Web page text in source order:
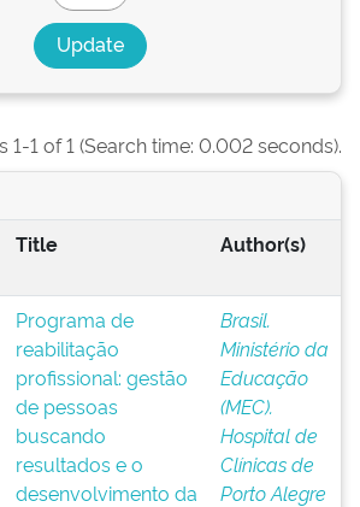
1-1 of 1 (Search time: 0.002 seconds).
Title Author(s)
Programa de
reabilitação
profissional: gestão
de pessoas
buscando
resultados e o
desenvolvimento da
Brasil.
Ministério da
Educação
(MEC).
Hospital de
Clínicas de
Porto Alegre